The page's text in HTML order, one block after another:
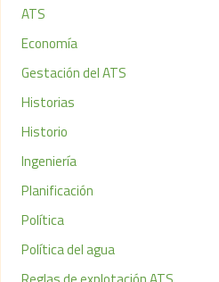
ATS
Economía
Gestación del ATS
Historias
Historio
Ingeniería
Planificación
Política
Política del agua